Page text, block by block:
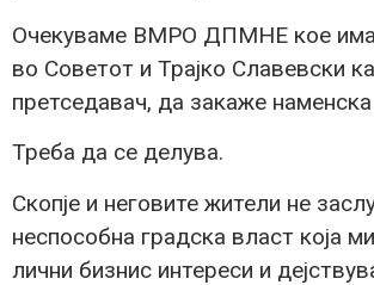
Очекуваме ВМРО ДПМНЕ кое има
во Советот и Трајко Славевски
претседавач, да закаже
Треба да се делува.
Скопје и неговите жители не
неспособна градска власт која
лични бизнис интереси и